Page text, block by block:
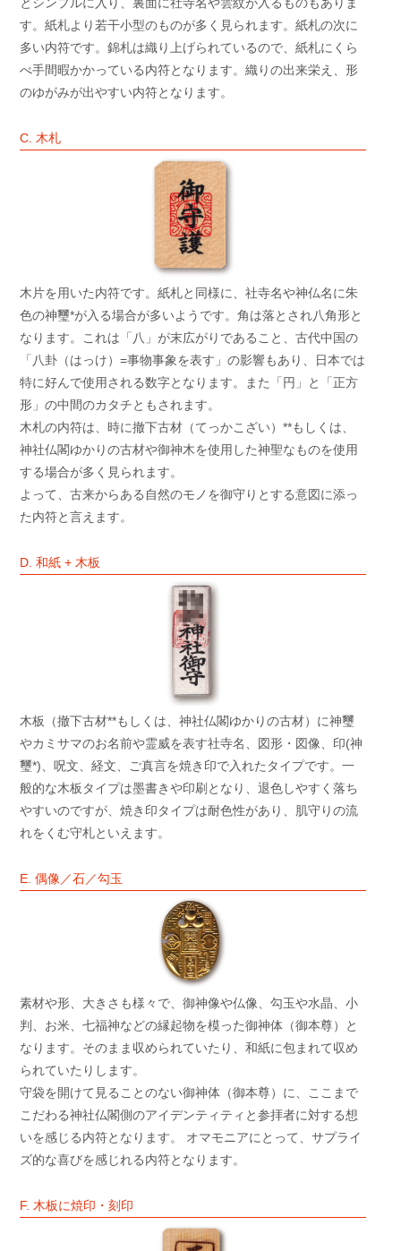
す。紙札より若干小型のものが多く見られます。紙札の次に
多い内符です。錦札は織り上げられているので、紙札にくら
べ手間暇かかっている内符となります。織りの出来栄え、形
のゆがみが出やすい内符となります。
C. 木札
木片を用いた内符です。紙札と同様に、社寺名や神仏名に朱
色の神璽*が入る場合が多いようです。角は落とされ八角形と
なります。これは「八」が末広がりであること、古代中国の
「八卦（はっけ）=事物事象を表す」の影響もあり、日本では
特に好んで使用される数字となります。また「円」と「正方
形」の中間のカタチともされます。
木札の内符は、時に撤下古材（てっかこざい）**もしくは、
神社仏閣ゆかりの古材や御神木を使用した神聖なものを使用
する場合が多く見られます。
よって、古来からある自然のモノを御守りとする意図に添っ
た内符と言えます。
D. 和紙 + 木板
木板（撤下古材**もしくは、神社仏閣ゆかりの古材）に神璽
やカミサマのお名前や霊威を表す社寺名、図形・図像、印(神
璽*)、呪文、経文、ご真言を焼き印で入れたタイプです。一
般的な木板タイプは墨書きや印刷となり、退色しやすく落ち
やすいのですが、焼き印タイプは耐色性があり、肌守りの流
れをくむ守札といえます。
E. 偶像／石／勾玉
素材や形、大きさも様々で、御神像や仏像、勾玉や水晶、小
判、お米、七福神などの縁起物を模った御神体（御本尊）と
なります。そのまま収められていたり、和紙に包まれて収め
られていたりします。
守袋を開けて見ることのない御神体（御本尊）に、ここまで
こだわる神社仏閣側のアイデンティティと参拝者に対する想
いを感じる内符となります。 オマモニアにとって、サプライ
ズ的な喜びを感じれる内符となります。
F. 木板に焼印・刻印